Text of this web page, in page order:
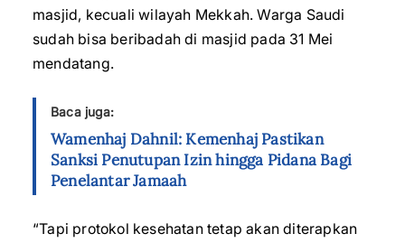
masjid, kecuali wilayah Mekkah. Warga Saudi
sudah bisa beribadah di masjid pada 31 Mei
mendatang.
Baca juga:
Wamenhaj Dahnil: Kemenhaj Pastikan
Sanksi Penutupan Izin hingga Pidana Bagi
Penelantar Jamaah
“Tapi protokol kesehatan tetap akan diterapkan